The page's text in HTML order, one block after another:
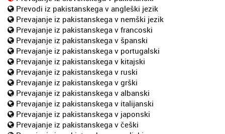
Prevodi iz pakistanskega v angleški jezik
Prevajanje iz pakistanskega v nemški jezik
Prevajanje iz pakistanskega v francoski
Prevajanje iz pakistanskega v španski
Prevajanje iz pakistanskega v portugalski
Prevajanje iz pakistanskega v kitajski
Prevajanje iz pakistanskega v ruski
Prevajanje iz pakistanskega v grški
Prevajanje iz pakistanskega v albanski
Prevajanje iz pakistanskega v italijanski
Prevajanje iz pakistanskega v japonski
Prevajanje iz pakistanskega v češki